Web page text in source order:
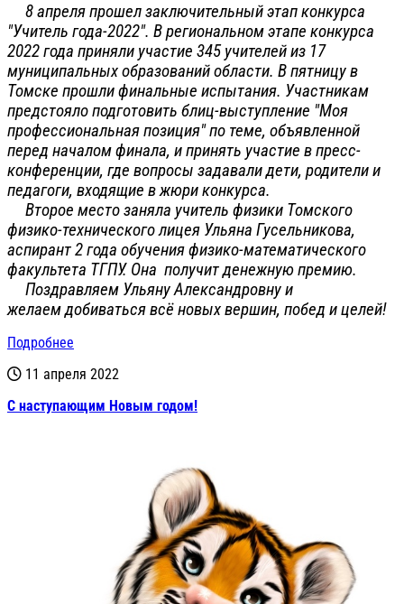
8 апреля прошел заключительный этап конкурса
"Учитель года-2022". В региональном этапе конкурса
2022 года приняли участие 345 учителей из 17
муниципальных образований области. В пятницу в
Томске прошли финальные испытания. Участникам
предстояло подготовить блиц-выступление "Моя
профессиональная позиция" по теме, объявленной
перед началом финала, и принять участие в пресс-
конференции, где вопросы задавали дети, родители и
педагоги, входящие в жюри конкурса.
Второе место заняла учитель физики Томского
физико-технического лицея Ульяна Гусельникова,
аспирант 2 года обучения физико-математического
факультета ТГПУ. Она получит денежную премию.
Поздравляем Ульяну Александровну и
желаем добиваться всё новых вершин, побед и целей!
Подробнее
11 апреля 2022
С наступающим Новым годом!